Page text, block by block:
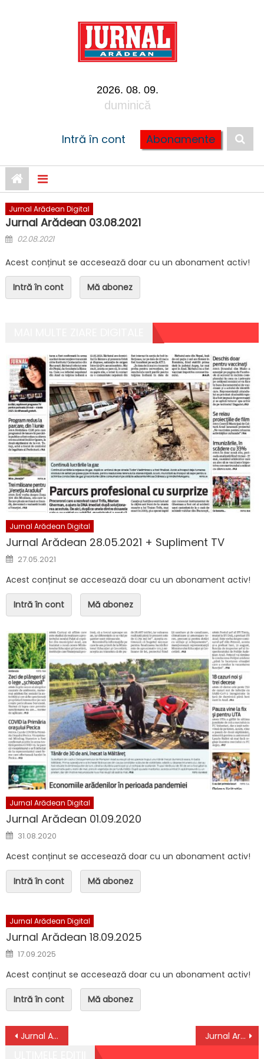
2026. 08. 09.
duminică
Intră în cont Abonamente
Jurnal Arădean Digital
Jurnal Arădean 03.08.2021
Posted on
02.08.2021
Acest conținut se accesează doar cu un abonament activ!
Intră în cont Mă abonez
Jurnal Arădean Digital
Jurnal Arădean 28.05.2021 + Supliment TV
Posted on
27.05.2021
Acest conținut se accesează doar cu un abonament activ!
Intră în cont Mă abonez
Jurnal Arădean Digital
Jurnal Arădean 01.09.2020
Posted on
31.08.2020
Acest conținut se accesează doar cu un abonament activ!
Intră în cont Mă abonez
Jurnal Arădean Digital
Jurnal Arădean 18.09.2025
Posted on
17.09.2025
Acest conținut se accesează doar cu un abonament activ!
Intră în cont Mă abonez
Navigare în articole
Jurnal Arădean 02.08.2021 Jurnal Arădean 04.08.2021